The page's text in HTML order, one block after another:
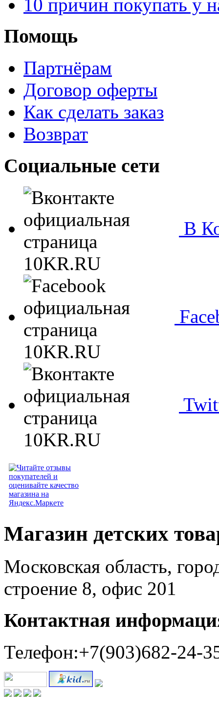
10 причин покупать у
Помощь
Партнёрам
Договор оферты
Как сделать заказ
Возврат
Социальные сети
В
Магазин детских
Московская область,
строение 8, офис 201
Контактная
Телефон:+7(903)682-24-